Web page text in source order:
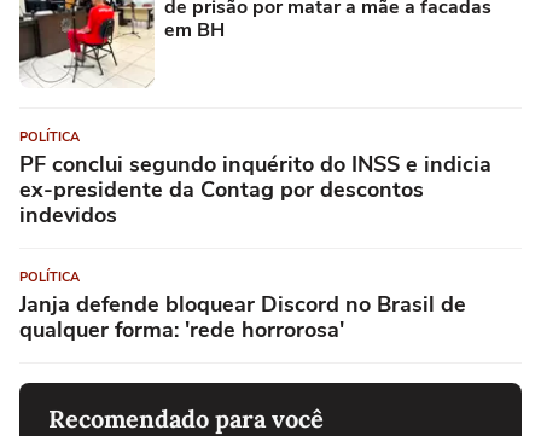
de prisão por matar a mãe a facadas
em BH
POLÍTICA
PF conclui segundo inquérito do INSS e indicia
ex-presidente da Contag por descontos
indevidos
POLÍTICA
Janja defende bloquear Discord no Brasil de
qualquer forma: 'rede horrorosa'
Recomendado para você